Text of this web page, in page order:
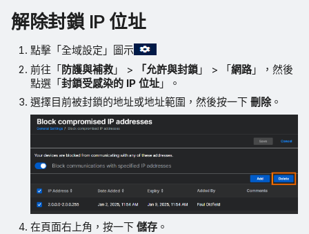
解除封鎖 IP 位址
點擊「全域設定」圖示
前往「防護與補救 」 > 「允許與封鎖 」 > 「網路」，然後
點選「封鎖受感染的 IP 位址 」。
選擇目前被封鎖的地址或地址範圍，然後按一下刪除。
在頁面右上角，按一下儲存 。